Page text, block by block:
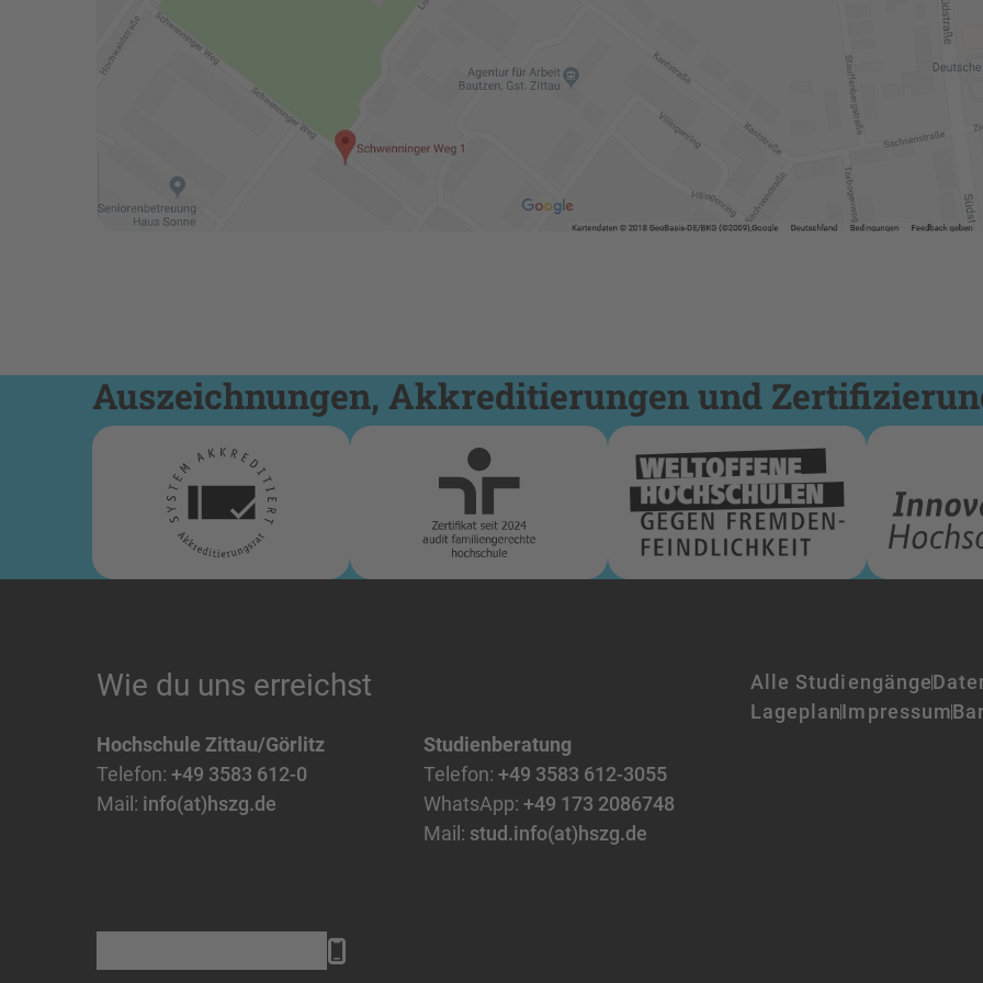
Auszeichnungen, Akkreditierungen und
Wie du uns erreichst
Hochschule Zittau/Görlitz
Telefon: +49 3583 612-0
Mail: info(at)hszg.de
Studienberatung
Telefon: +49 3583 612-3055
WhatsApp: +49 173 2086748
Mail: stud.info(at)hszg.de
Alle Studiengänge
LageplanImpressum